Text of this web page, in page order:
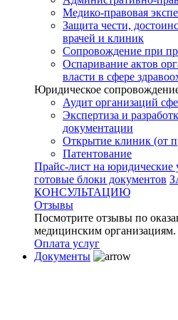
Медико-правовая
Защита чести,
врачей и клиник
Сопровождение при
Оспаривание актов
власти в сфере
Юридическое
Аудит организаций
Экспертиза и
документации
Открытие клиник (от
Патентование
Прайс-лист на юридические
готовые блоки документов
КОНСУЛЬТАЦИЮ
Отзывы
Посмотрите отзывы по
медицинским организациям.
Оплата услуг
Документы